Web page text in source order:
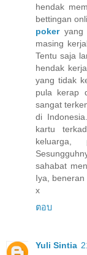
hendak
bettingan
pokeryang
masing
Tentu saja
hendak
yang tidak
pula kerap
sangat
di
kartu
keluarga,
sahabat
Iya, beneran
x
ตอบ
Yuli Sintia